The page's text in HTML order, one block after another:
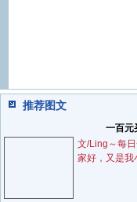
推荐图文
一百元
文/Ling～每
家好，又是我